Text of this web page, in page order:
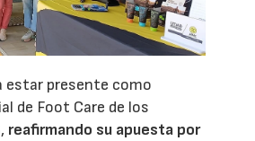
estar presente como
de Foot Care de los
reafirmando su apuesta por